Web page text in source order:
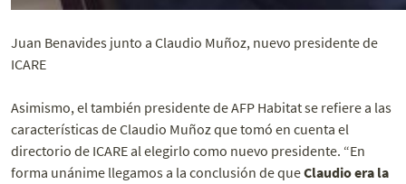
Juan Benavides junto a Claudio Muñoz, nuevo presidente de
ICARE
Asimismo, el también presidente de AFP Habitat se refiere a las
características de Claudio Muñoz que tomó en cuenta el
directorio de ICARE al elegirlo como nuevo presidente. “En
forma unánime llegamos a la conclusión de queClaudio era la